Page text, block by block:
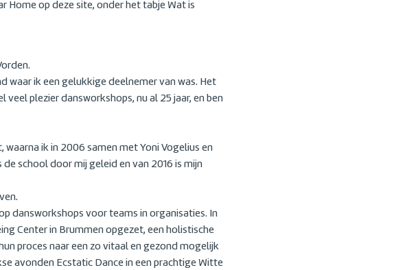
Home op deze site, onder het tabje Wat is
waar ik een gelukkige deelnemer van was. Het
plezier dansworkshops, nu al 25 jaar, en ben
ik in 2006 samen met Yoni Vogelius en
school door mij geleid en van 2016 is mijn
dansworkshops voor teams in organisaties. In
Center in Brummen opgezet, een holistische
proces naar een zo vitaal en gezond mogelijk
avonden Ecstatic Dance in een prachtige Witte